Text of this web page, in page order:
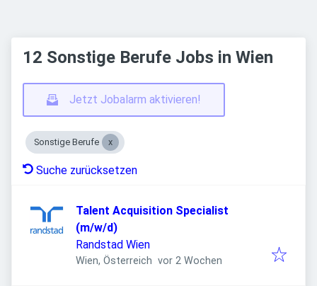
12 Sonstige Berufe Jobs in Wien
Jetzt Jobalarm aktivieren!
Sonstige Berufe
Suche zurücksetzen
Talent Acquisition Specialist
(m/w/d)
Randstad Wien
Wien, Österreich Veröffentlicht
vor 2 Wochen